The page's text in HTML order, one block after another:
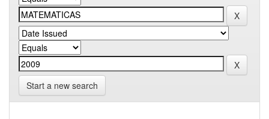
Start a new search